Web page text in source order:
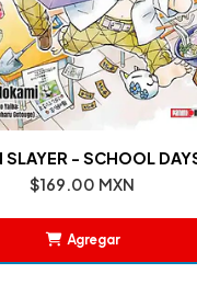
SLAYER - SCHOOL
$169.00 MXN
Agregar